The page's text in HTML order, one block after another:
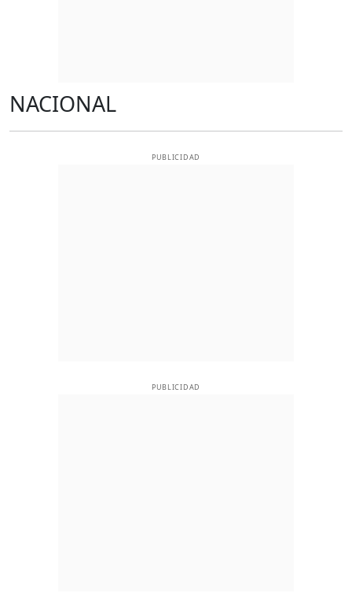
NACIONAL
PUBLICIDAD
PUBLICIDAD